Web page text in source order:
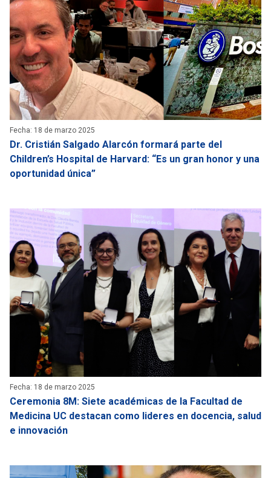
Fecha: 18 de marzo 2025
Dr. Cristián Salgado Alarcón formará parte del
Children’s Hospital de Harvard: “Es un gran honor y una
oportunidad única”
Fecha: 18 de marzo 2025
Ceremonia 8M: Siete académicas de la Facultad de
Medicina UC destacan como lideres en docencia, salud
e innovación